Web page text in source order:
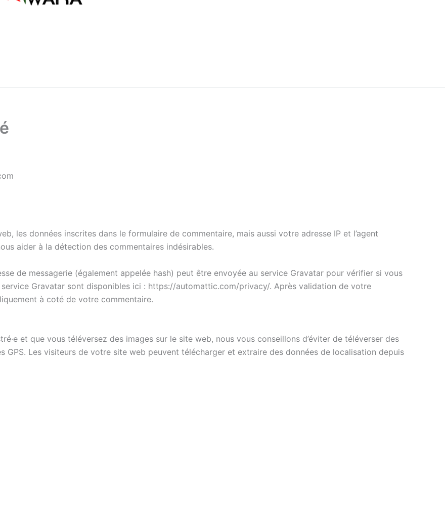
les données inscrites dans le formulaire de commentaire, mais aussi votre adresse IP et l’agent
aider à la détection des commentaires indésirables.
de messagerie (également appelée hash) peut être envoyée au service Gravatar pour vérifier si vous
Gravatar sont disponibles ici : https://automattic.com/privacy/. Après validation de votre
à coté de votre commentaire.
et que vous téléversez des images sur le site web, nous vous conseillons d’éviter de téléverser des
GPS. Les visiteurs de votre site web peuvent télécharger et extraire des données de localisation depuis